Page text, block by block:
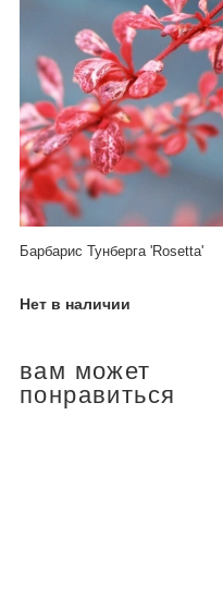
Барбарис Тунберга 'Rosetta'
Нет в наличии
вам может
понравиться